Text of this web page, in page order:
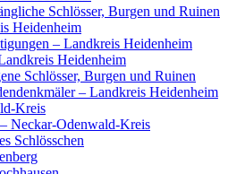
Schlösser, Burgen und Ruinen
Heidenheim
– Landkreis Heidenheim
Heidenheim
Schlösser, Burgen und Ruinen
– Landkreis Heidenheim
Kreis
Neckar-Odenwald-Kreis
Schlösschen